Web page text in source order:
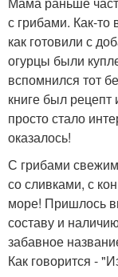
с грибами. Как-
как готовили с
огурцы были
вспомнился тот
книге был рецепт
просто стало
оказалось!
С грибами
со сливками, с
море! Пришлось
составу и
забавное
Как говорится -